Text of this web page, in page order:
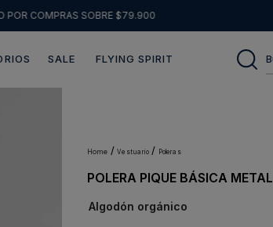
POR COMPRAS SOBRE $79.900
SALE FLYING SPIRIT
Buscar...
vestuario poleras
POLERA PIQUE BÁSICA METAL
Algodón orgánico